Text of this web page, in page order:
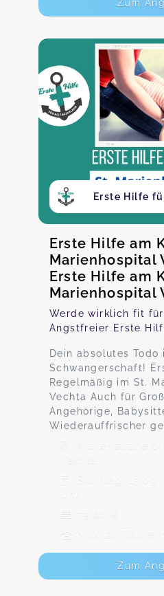
Zum
Erste Hilfe
Erste Hilfe am
Marienhospital
Erste Hilfe am
Marienhospital
Werde wirklich fit
Angstfreier Erste
Dein absolutes Todo
Schwangerschaft!
Regelmäßig im St.
Vechta Auch für
Angehörige,
Wiederauffrischer
Marienstraße 6-
Sonntag,
75,00 €
Max. 20
Zum